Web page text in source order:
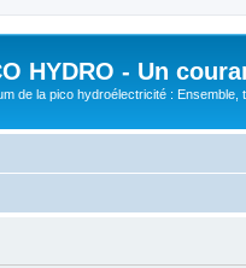
HYDRO - Un
de la pico hydroélectricité : Ensemble,